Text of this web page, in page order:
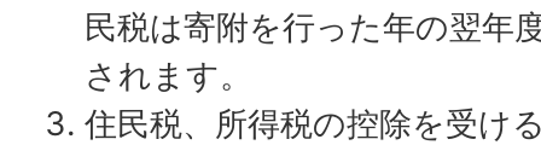
民税は寄附を行った年の翌年
されます。
住民税、所得税の控除を受け